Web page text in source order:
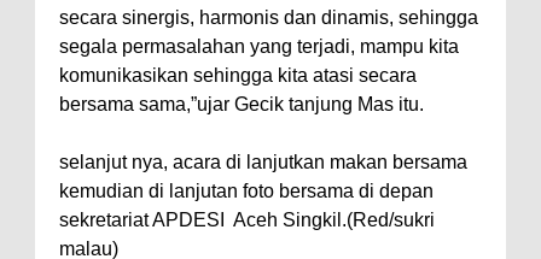
secara sinergis, harmonis dan dinamis, sehingga
segala permasalahan yang terjadi, mampu kita
komunikasikan sehingga kita atasi secara
bersama sama,”ujar Gecik tanjung Mas itu.
selanjut nya, acara di lanjutkan makan bersama
kemudian di lanjutan foto bersama di depan
sekretariat APDESI Aceh Singkil.(Red/sukri
malau)